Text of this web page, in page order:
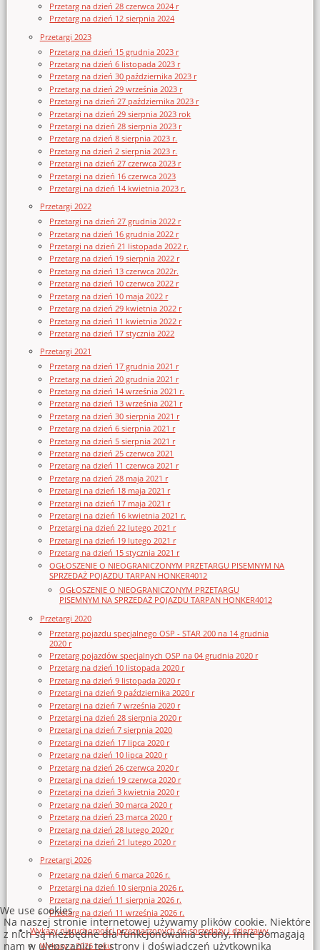
Przetarg na dzień 28 czerwca 2024 r
Przetarg na dzień 12 sierpnia 2024
Przetargi 2023
Przetarg na dzień 15 grudnia 2023 r
Przetarg na dzień 6 listopada 2023 r
Przetarg na dzień 30 października 2023 r
Przetarg na dzień 29 września 2023 r
Przetargi na dzień 27 października 2023 r
Przetargi na dzień 29 sierpnia 2023 rok
Przetargi na dzień 28 sierpnia 2023 r
Przetarg na dzień 8 sierpnia 2023 r.
Przetarg na dzień 2 sierpnia 2023 r.
Przetargi na dzień 27 czerwca 2023 r
Przetargi na dzień 16 czerwca 2023
Przetargi na dzień 14 kwietnia 2023 r.
Przetargi 2022
Przetargi na dzień 27 grudnia 2022 r
Przetarg na dzień 16 grudnia 2022 r
Przetargi na dzień 21 listopada 2022 r.
Przetarg na dzień 19 sierpnia 2022 r
Przetarg na dzień 13 czerwca 2022r.
Przetarg na dzień 10 czerwca 2022 r
Przetarg na dzień 10 maja 2022 r
Przetarg na dzień 29 kwietnia 2022 r
Przetarg na dzień 11 kwietnia 2022 r
Przetarg na dzień 17 stycznia 2022
Przetargi 2021
Przetarg na dzień 17 grudnia 2021 r
Przetarg na dzień 20 grudnia 2021 r
Przetarg na dzień 14 września 2021 r.
Przetarg na dzień 13 września 2021 r
Przetarg na dzień 30 sierpnia 2021 r
Przetarg na dzień 6 sierpnia 2021 r
Przetarg na dzień 5 sierpnia 2021 r
Przetarg na dzień 25 czerwca 2021
Przetarg na dzień 11 czerwca 2021 r
Przetarg na dzień 28 maja 2021 r
Przetargi na dzień 18 maja 2021 r
Przetargi na dzień 17 maja 2021 r
Przetargi na dzień 16 kwietnia 2021 r.
Przetargi na dzień 22 lutego 2021 r
Przetargi na dzień 19 lutego 2021 r
Przetarg na dzień 15 stycznia 2021 r
OGŁOSZENIE O NIEOGRANICZONYM PRZETARGU PISEMNYM NA
SPRZEDAŻ POJAZDU TARPAN HONKER4012
OGŁOSZENIE O NIEOGRANICZONYM PRZETARGU
PISEMNYM NA SPRZEDAŻ POJAZDU TARPAN HONKER4012
Przetargi 2020
Przetarg pojazdu specjalnego OSP - STAR 200 na 14 grudnia
2020 r
Przetarg pojazdów specjalnych OSP na 04 grudnia 2020 r
Przetarg na dzień 10 listopada 2020 r
Przetarg na dzień 9 listopada 2020 r
Przetargi na dzień 9 października 2020 r
Przetargi na dzień 7 września 2020 r
Przetargi na dzień 28 sierpnia 2020 r
Przetargi na dzień 7 sierpnia 2020
Przetargi na dzień 17 lipca 2020 r
Przetarg na dzień 10 lipca 2020 r
Przetarg na dzień 26 czerwca 2020 r
Przetargi na dzień 19 czerwca 2020 r
Przetargi na dzień 3 kwietnia 2020 r
Przetarg na dzień 30 marca 2020 r
Przetarg na dzień 23 marca 2020 r
Przetarg na dzień 28 lutego 2020 r
Przetargi na dzień 21 lutego 2020 r
Przetargi 2026
Przetarg na dzień 6 marca 2026 r.
Przetargi na dzień 10 sierpnia 2026 r.
Przetarg na dzień 11 sierpnia 2026 r.
Przetarg na dzień 11 września 2026 r.
Wykazy nieruchomości przeznaczonych do sprzedaży i dzierżawy
Wykazy z 2026 roku
We use cookies
Na naszej stronie internetowej używamy plików cookie. Niektóre
z nich są niezbędne dla funkcjonowania strony, inne pomagają
nam w ulepszaniu tej strony i doświadczeń użytkownika